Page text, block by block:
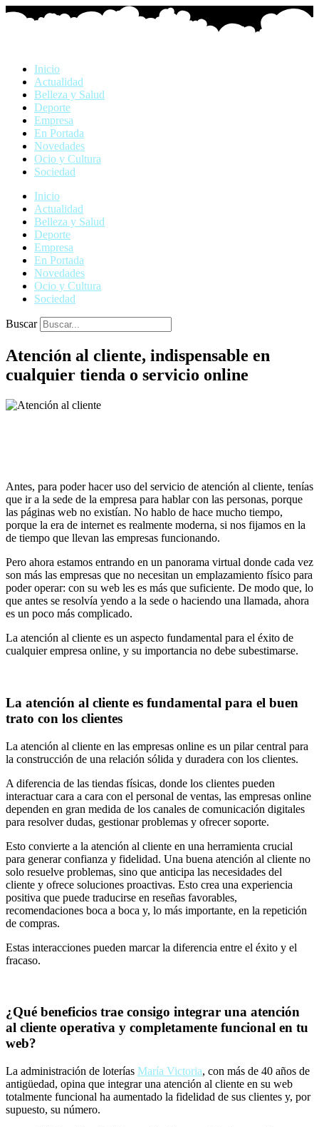
Ir
Inicio
Actualidad
Belleza y Salud
Deporte
Empresa
En Portada
Novedades
Ocio y Cultura
Sociedad
Inicio
Actualidad
Belleza y Salud
Deporte
Empresa
En Portada
Novedades
Ocio y Cultura
Sociedad
Buscar
Atención al cliente, indispensable en
cualquier tienda o servicio online
Antes, para poder hacer uso del servicio de atención al cliente, tenías
que ir a la sede de la empresa para hablar con las personas, porque
las páginas web no existían. No hablo de hace mucho tiempo,
porque la era de internet es realmente moderna, si nos fijamos en la
de tiempo que llevan las empresas funcionando.
Pero ahora estamos entrando en un panorama virtual donde cada vez
son más las empresas que no necesitan un emplazamiento físico para
poder operar: con su web les es más que suficiente. De modo que, lo
que antes se resolvía yendo a la sede o haciendo una llamada, ahora
es un poco más complicado.
La atención al cliente es un aspecto fundamental para el éxito de
cualquier empresa online, y su importancia no debe subestimarse.
La atención al cliente es fundamental para el buen
trato con los clientes
La atención al cliente en las empresas online es un pilar central para
la construcción de una relación sólida y duradera con los clientes.
A diferencia de las tiendas físicas, donde los clientes pueden
interactuar cara a cara con el personal de ventas, las empresas online
dependen en gran medida de los canales de comunicación digitales
para resolver dudas, gestionar problemas y ofrecer soporte.
Esto convierte a la atención al cliente en una herramienta crucial
para generar confianza y fidelidad. Una buena atención al cliente no
solo resuelve problemas, sino que anticipa las necesidades del
cliente y ofrece soluciones proactivas. Esto crea una experiencia
positiva que puede traducirse en reseñas favorables,
recomendaciones boca a boca y, lo más importante, en la repetición
de compras.
Estas interacciones pueden marcar la diferencia entre el éxito y el
fracaso.
¿Qué beneficios trae consigo integrar una atención
al cliente operativa y completamente funcional en tu
web?
La administración de loterías María Victoria, con más de 40 años de
antigüedad, opina que integrar una atención al cliente en su web
totalmente funcional ha aumentado la fidelidad de sus clientes y, por
supuesto, su número.